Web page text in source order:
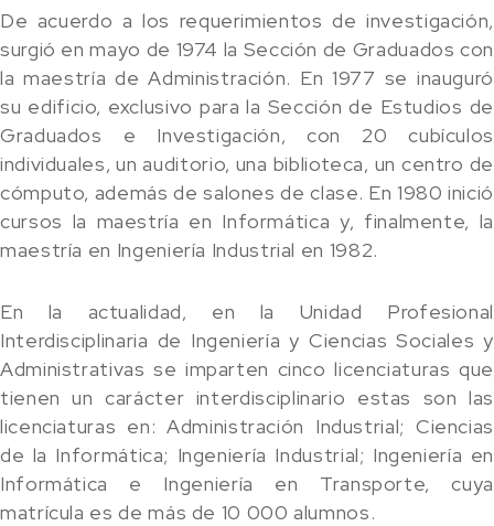
De acuerdo a los requerimientos de investigación,
surgió en mayo de 1974 la Sección de Graduados con
la maestría de Administración. En 1977 se inauguró
su edificio, exclusivo para la Sección de Estudios de
Graduados e Investigación, con 20 cubículos
individuales, un auditorio, una biblioteca, un centro de
cómputo, además de salones de clase. En 1980 inició
cursos la maestría en Informática y, finalmente, la
maestría en Ingeniería Industrial en 1982.
En la actualidad, en la Unidad Profesional
Interdisciplinaria de Ingeniería y Ciencias Sociales y
Administrativas se imparten cinco licenciaturas que
tienen un carácter interdisciplinario estas son las
licenciaturas en: Administración Industrial; Ciencias
de la Informática; Ingeniería Industrial; Ingeniería en
Informática e Ingeniería en Transporte, cuya
matrícula es de más de 10 000 alumnos.